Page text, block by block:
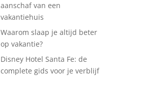
aanschaf van een
vakantiehuis
Waarom slaap je altijd beter
op vakantie?
Disney Hotel Santa Fe: de
complete gids voor je verblijf